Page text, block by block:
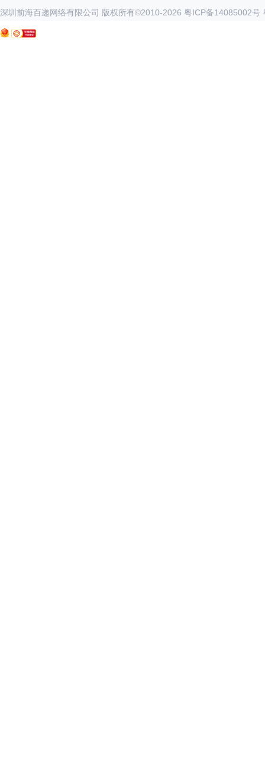
深圳前海百递网络有限公司 版权所有©2010-2026 粤ICP备14085002号